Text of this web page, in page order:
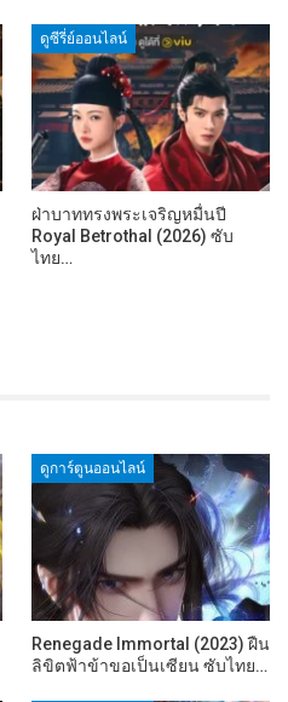
ดูซีรี่ย์ออนไลน์
ฝ่าบาททรงพระเจริญหมื่นปี
Royal Betrothal (2026) ซับ
ไทย…
ดูการ์ตูนออนไลน์
Renegade Immortal (2023) ฝืน
ลิขิตฟ้าข้าขอเป็นเซียน ซับไทย…